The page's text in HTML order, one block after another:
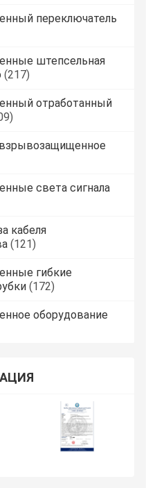
переключатель
штепсельная
(217)
отработанный
света сигнала
кабеля
(121)
гибкие
(172)
оборудование